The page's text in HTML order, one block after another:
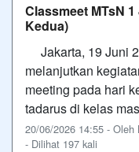
Classmeet MTsN
Kedua)
Jakarta, 19 Juni
melanjutkan
meeting pada hari
tadarus di kelas
20/06/2026 14:55 -
- Dilihat 197 kali